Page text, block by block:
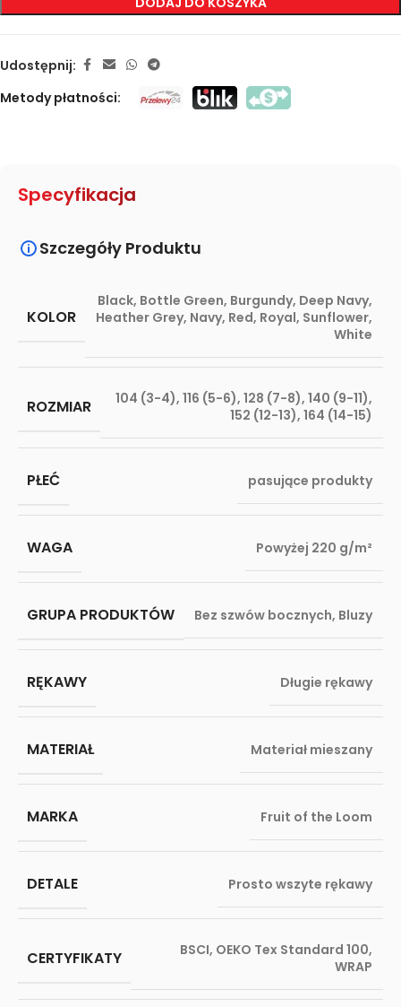
Udostępnij:
Metody płatności:
Specyfikacja
Szczegóły Produktu
KOLOR
Black, Bottle Green, Burgundy, Deep Navy,
Heather Grey, Navy, Red, Royal, Sunflower,
White
ROZMIAR 104 (3-4), 116 (5-6), 128 (7-8), 140 (9-11),
152 (12-13), 164 (14-15)
PŁEĆ pasujące produkty
WAGA Powyżej 220 g/m²
GRUPA PRODUKTÓW Bez szwów bocznych, Bluzy
RĘKAWY Długie rękawy
MATERIAŁ Materiał mieszany
MARKA Fruit of the Loom
DETALE Prosto wszyte rękawy
CERTYFIKATY BSCI, OEKO Tex Standard 100,
WRAP